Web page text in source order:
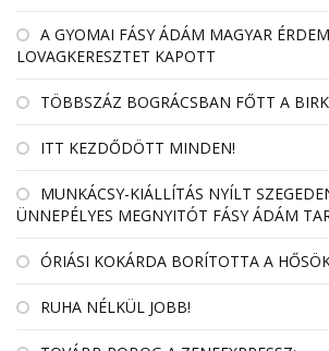
A GYOMAI FÁSY ÁDÁM MAGYAR
LOVAGKERESZTET KAPOTT
TÖBBSZÁZ BOGRÁCSBAN FŐTT A
ITT KEZDŐDÖTT MINDEN!
MUNKÁCSY-KIÁLLÍTÁS NYÍLT
ÜNNEPÉLYES MEGNYITÓT FÁSY ÁDÁM
ÓRIÁSI KOKÁRDA BORÍTOTTA A
RUHA NÉLKÜL JOBB!